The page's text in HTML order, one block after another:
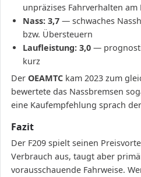
unpräzises Fahrverhalten am
Nass: 3,7 — schwaches
bzw. Übersteuern
Laufleistung: 3,0 —
kurz
Der OEAMTC kam 2023 zum
bewertete das Nassbremsen
eine Kaufempfehlung sprach
Fazit
Der F209 spielt seinen
Verbrauch aus, taugt aber
vorausschauende Fahrweise.